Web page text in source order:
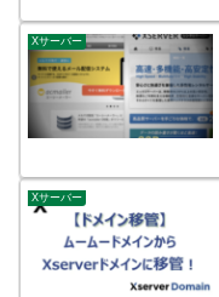
Xサーバー
Xサーバー